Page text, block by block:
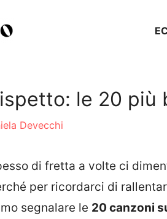
le 20 più
Devecchi
di fretta a volte ci
per ricordarci di
segnalare le 20 canzoni